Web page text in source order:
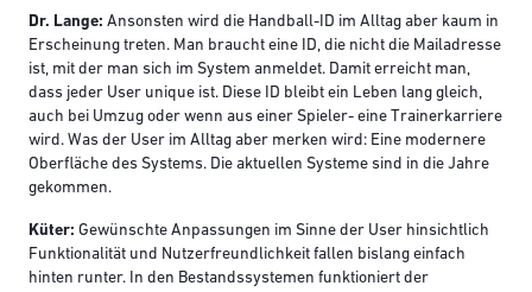
Dr. Lange: Ansonsten wird die Handball-ID im Alltag aber kaum in
Erscheinung treten. Man braucht eine ID, die nicht die Mailadresse
ist, mit der man sich im System anmeldet. Damit erreicht man,
dass jeder User unique ist. Diese ID bleibt ein Leben lang gleich,
auch bei Umzug oder wenn aus einer Spieler- eine Trainerkarriere
wird. Was der User im Alltag aber merken wird: Eine modernere
Oberfläche des Systems. Die aktuellen Systeme sind in die Jahre
gekommen.
Küter: Gewünschte Anpassungen im Sinne der User hinsichtlich
Funktionalität und Nutzerfreundlichkeit fallen bislang einfach
hinten runter. In den Bestandssystemen funktioniert der